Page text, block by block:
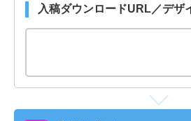
入稿ダウンロードURL／デザ